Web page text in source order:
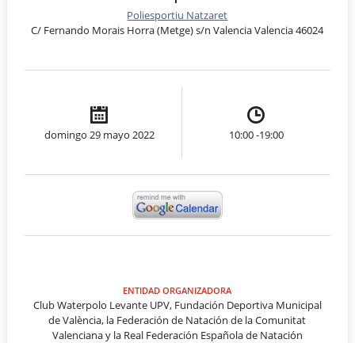
Poliesportiu Natzaret
C/ Fernando Morais Horra (Metge) s/n Valencia Valencia 46024
domingo 29 mayo 2022 10:00 -19:00
ENTIDAD ORGANIZADORA
Club Waterpolo Levante UPV, Fundación Deportiva Municipal
de València, la Federación de Natación de la Comunitat
Valenciana y la Real Federación Española de Natación